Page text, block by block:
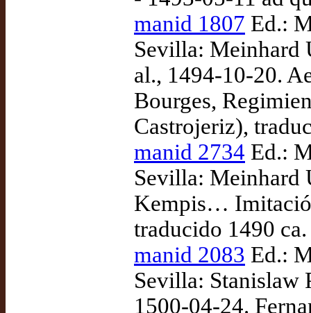
manid 1807 Ed.:
Sevilla: Meinhard
al., 1494-10-20.
Bourges,
Castrojeriz),
manid 2734 Ed.:
Sevilla: Meinhard
Kempis…
traducido 1490
manid 2083 Ed.:
Sevilla: Stanislaw
1500-04-24.